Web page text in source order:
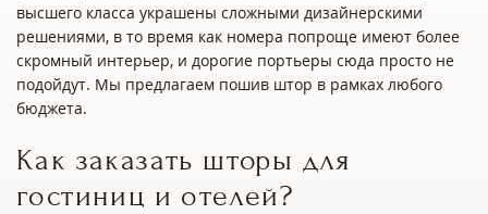
высшего класса украшены сложными дизайнерскими
решениями, в то время как номера попроще имеют более
скромный интерьер, и дорогие портьеры сюда просто не
подойдут. Мы предлагаем пошив штор в рамках любого
бюджета.
Как заказать шторы для
гостиниц и отелей?